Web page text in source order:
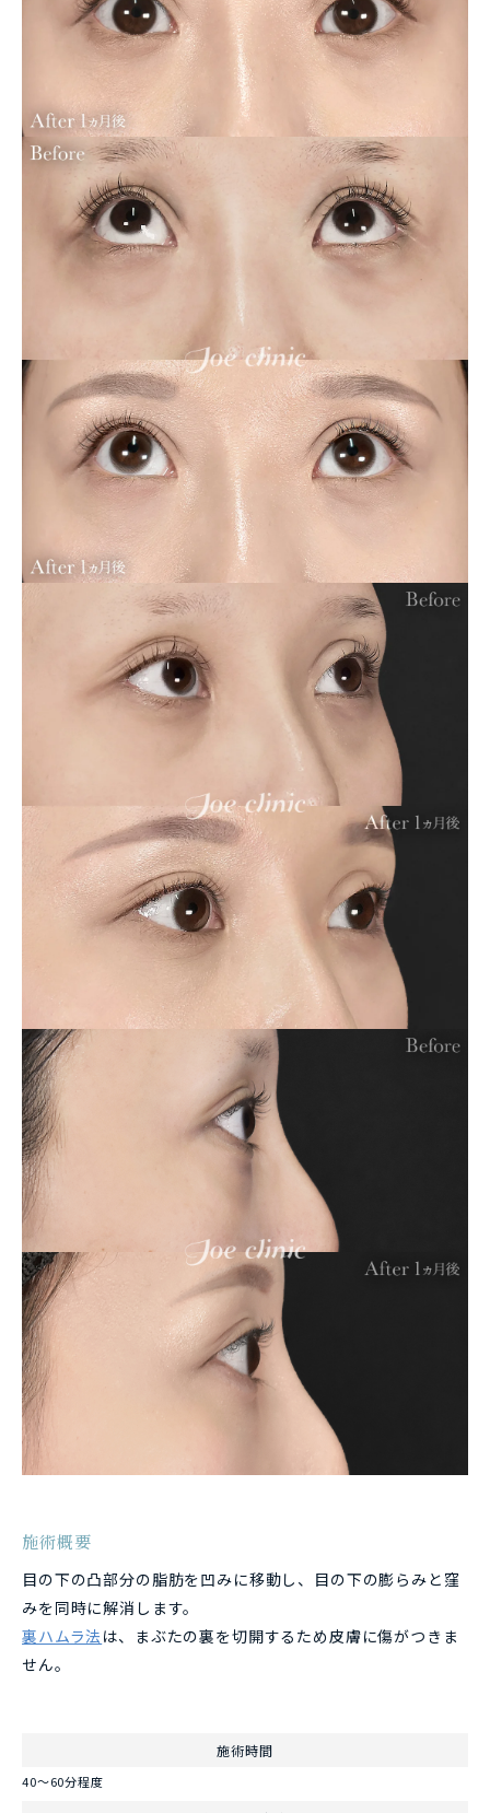
施術概要
目の下の凸部分の脂肪を凹みに移動し、目の下の膨らみと窪
みを同時に解消します。
裏ハムラ法 は、まぶたの裏を切開するため皮膚に傷がつきま
せん。
施術時間
40～60分程度